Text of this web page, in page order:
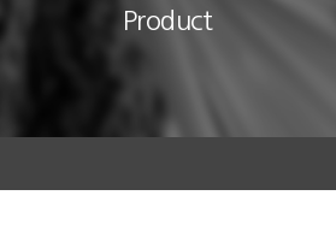
Product